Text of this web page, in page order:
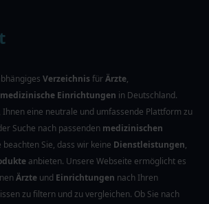
VerzeichnisfürÄrzte,
medizinische Einrichtungen in Deutschland.
Ihnen eine neutrale und umfassende Plattform zu
Suche nach passenden medizinischen
beachten Sie, dass wir keine Dienstleistungen,
anbieten. Unsere Webseite ermöglicht es
Ärzte und Einrichtungen nach Ihren
zu filtern und zu vergleichen. Ob Sie nach